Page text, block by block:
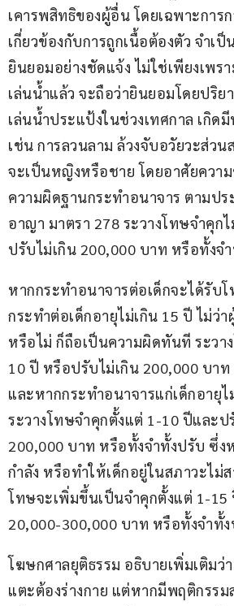
เคารพสิทธิของผู้อื่น โดยเฉพาะการ
เกี่ยวข้องกับการถูกเนื้อต้องตัว จำเ
ยินยอมอย่างชัดแจ้ง ไม่ใช่เพียงเพร
เล่นน้ำแล้ว จะถือว่ายินยอมโดยปริ
เล่นน้ำประแป้งในช่วงเทศกาล เกิด
เช่น การลวนลาม ล้วงจับอวัยวะส่วน
จะเป็นหญิงหรือชาย โดยอาศัยควา
ความผิดฐานกระทำอนาจาร ตามป
อาญา มาตรา 278 ระวางโทษจำคุก
ปรับไม่เกิน 200,000 บาท หรือทั้งจ
หากกระทำอนาจารต่อเด็กจะได้รับ
กระทำต่อเด็กอายุไม่เกิน 15 ปี ไม่ว่
หรือไม่ ก็ถือเป็นความผิดทันที ระวา
10 ปี หรือปรับไม่เกิน 200,000 บา
และหากกระทำอนาจารแก่เด็กอายุไ
ระวางโทษจำคุกตั้งแต่ 1-10 ปีและ
200,000 บาท หรือทั้งจำทั้งปรับ ซึ่ง
กำลัง หรือทำให้เด็กอยู่ในสภาวะไม่
โทษจะเพิ่มขึ้นเป็นจำคุกตั้งแต่ 1-
20,000-300,000 บาท หรือทั้งจำทั้
โฆษกศาลยุติธรรม อธิบายเพิ่มเติมว่
แตะต้องร่างกาย แต่หากมีพฤติกรรม